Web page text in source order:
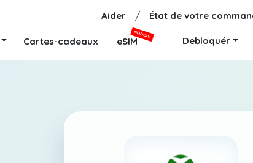
Aider / État de votre
Cartes-cadeaux eSIM
NOUVEAU
Debloquér